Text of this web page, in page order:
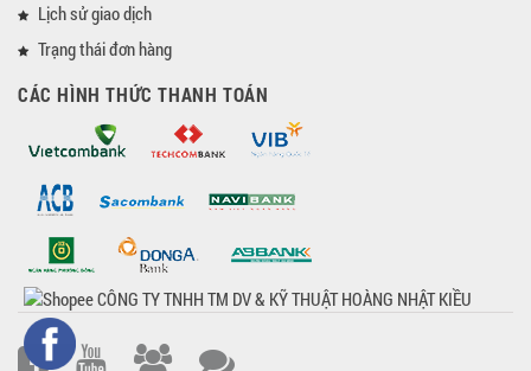
Lịch sử giao dịch
Trạng thái đơn hàng
CÁC HÌNH THỨC THANH TOÁN